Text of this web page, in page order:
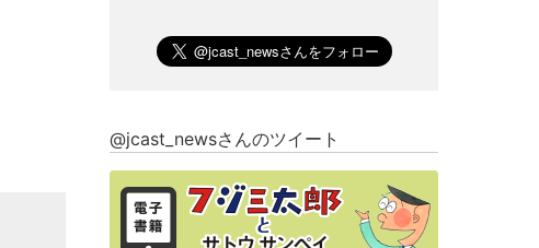
@jcast_newsさんのツイート